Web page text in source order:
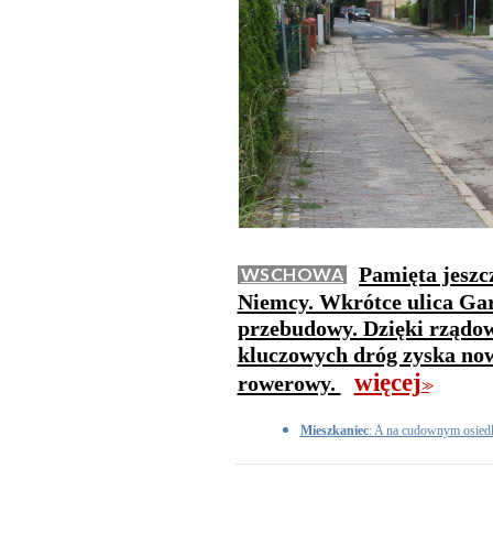
WSCHOWA
Pamięta
Niemcy. Wkrótce ulica
przebudowy. Dzięki
kluczowych dróg zyska
rowerowy.
więcej>>
Mieszkaniec: A na cudownym